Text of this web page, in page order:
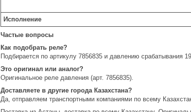
Исполнение
Частые вопросы
Как подобрать реле?
Подбирается по артикулу 7856835 и давлению срабатывания
Это оригинал или аналог?
Оригинальное реле давления (арт. 7856835).
Доставляете в другие города Казахстана?
Да, отправляем транспортными компаниями по всему